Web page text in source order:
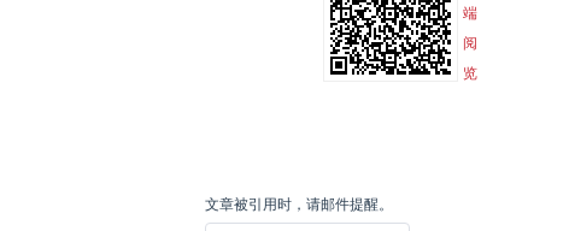
端
阅
览
文章被引用时，请邮件提醒。